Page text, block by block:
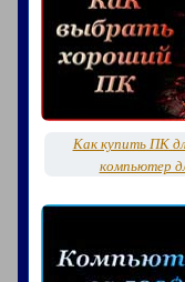
Как купить ПК
компьютер